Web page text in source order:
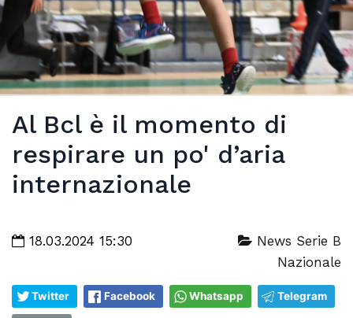
Al Bcl è il momento di
respirare un po' d’aria
internazionale
18.03.2024 15:30
News Serie B
Nazionale
Twitter Facebook Whatsapp Telegram